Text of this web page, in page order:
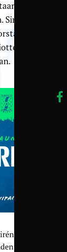
vajaan
ja
ehti
ajan